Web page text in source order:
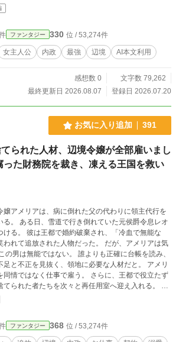
「神さまの使い」なんて呼びますけれど、ふふ、た
嬢ですわよ？ やがて、わたくしの街の噂
も届きましたわ。 あれほどわたくしをバカにした
、今さら「戻ってきてくれ」ですって？ 残念です
この辺境が楽しすぎて、王都に帰る気はございませ
ファンタジー 330 位 / 53,274件
女主人公 内政 最強 辺境 AI本文利用
感想数 0
文字数 79,262
最終更新日 2026.08.07
登録日 2026.07.20
お気に入り追加 391
られた人材、辺境令嬢が全部雇いまし
った財務院を裁き、凍える王国を救い
嬢アメリアは、病に倒れた父の代わりに領主代行を
いた元侯爵令息レオ
ける。 彼は王都で婚約破棄され、「冷血で無能な
て追放された人物だった。 だが、アメリアは気
の男は無能ではない。 誰よりも正確に台帳を読み、
と不正を見抜く、領地に必要な人材だと。 アメリ
はなく仕事で雇う。 さらに、王都で役立たず
てられた者たちを次々と再任用室へ迎え入れる。 声
記録係。 魔力が弱い職人。 臆病者と笑われた元騎
に拒まれた会計係。 王都では居場所を失った
たが、辺境ではそれぞれの力が噛み合い、領民の命
前に立ちはだかるのは、王都
商会連盟の巨大な不正。 届かない冬越し金。 燃える
ファンタジー 368 位 / 53,274件